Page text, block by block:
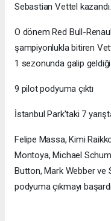
Sebastian Vettel kazandı.
O dönem Red Bull-
şampiyonlukla bitiren
1 sezonunda galip
9 pilot podyuma çıktı
İstanbul Park'taki 7
Felipe Massa, Kimi
Montoya, Michael
Button, Mark Webber
podyuma çıkmayı